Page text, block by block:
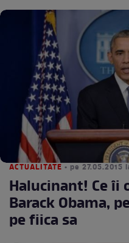
ACTUALITATE • pe 27.05.2015
Halucinant! Ce îi
Barack Obama,
pe fiica sa